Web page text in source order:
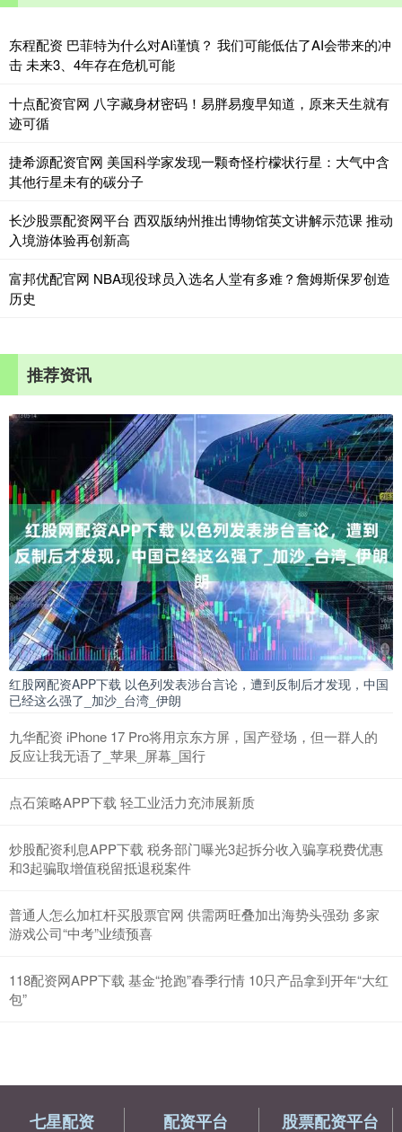
东程配资 巴菲特为什么对AI谨慎？ 我们可能低估了AI会带来的冲
击 未来3、4年存在危机可能
十点配资官网 八字藏身材密码！易胖易瘦早知道，原来天生就有
迹可循
捷希源配资官网 美国科学家发现一颗奇怪柠檬状行星：大气中含
其他行星未有的碳分子
长沙股票配资网平台 西双版纳州推出博物馆英文讲解示范课 推动
入境游体验再创新高
富邦优配官网 NBA现役球员入选名人堂有多难？詹姆斯保罗创造
历史
推荐资讯
红股网配资APP下载 以色列发表涉台言论，遭到反制后才发现，中国
已经这么强了_加沙_台湾_伊朗
九华配资 iPhone 17 Pro将用京东方屏，国产登场，但一群人的
反应让我无语了_苹果_屏幕_国行
点石策略APP下载 轻工业活力充沛展新质
炒股配资利息APP下载 税务部门曝光3起拆分收入骗享税费优惠
和3起骗取增值税留抵退税案件
普通人怎么加杠杆买股票官网 供需两旺叠加出海势头强劲 多家
游戏公司“中考”业绩预喜
118配资网APP下载 基金“抢跑”春季行情 10只产品拿到开年“大红
包”
七星配资 配资平台 股票配资平台